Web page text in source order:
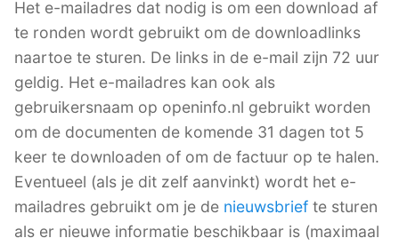
Het e-mailadres dat nodig is om een download af
te ronden wordt gebruikt om de downloadlinks
naartoe te sturen. De links in de e-mail zijn 72 uur
geldig. Het e-mailadres kan ook als
gebruikersnaam op openinfo.nl gebruikt worden
om de documenten de komende 31 dagen tot 5
keer te downloaden of om de factuur op te halen.
Eventueel (als je dit zelf aanvinkt) wordt het e-
mailadres gebruikt om je de nieuwsbrief te sturen
als er nieuwe informatie beschikbaar is (maximaal